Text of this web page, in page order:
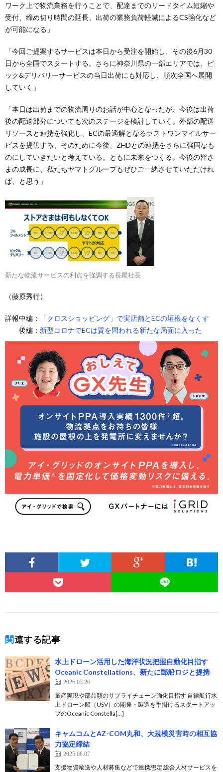
ワーク上で物流業務を行うことで、配達までのリードタイム短縮や
受付、締め切り時間の延長、出荷の業務負荷軽減によるCS強化など
が可能になる」
「今回ご提案するサービスは本日から受注を開始し、その後6月30
日から全国でスタートする。さらに神奈川県の一部エリアでは、ピ
ック&デリバリーサービスの当日出荷にも対応し、順次全国へ展開
していく」
「本日は出荷までの物流周りのお話が中心となったが、今後は出荷
後の配送部分についても次のステージを検討していく。外部の配送
リソースと連携を強化し、ECの最適解となるラストワンマイルサー
ビスを提供する、そのために今後、ZHDとの連携をさらに強固なも
のにしていきたいと考えている。ともに未来をつくる。今後の皆さ
まの成長に、私たちヤマトグループもぜひご一緒させていただけれ
ば、と思う」
新たな物流サービスの利点を強調する長尾社長
（藤原秀行）
詳報中編：
「クロスショッピング」で実店舗とECの垣根をなくす
後編： 新型コロナでECは質を問われる新たな局面に入った
関連する記事
水上ドローン活用した海洋状況把握自動化目指す
Oceanic Constellations、新たに郵船ロジと提携
2026.05.26
量産実現や部品類のサプライチェーン強化目指す 自律航行水
上ドローン船（USV）の開発・製造を手掛けるスタートアッ
プのOceanic Constella[…]
キャムコムとAZ-COM丸和、大規模災害時の相互協
力協定締結
2025.08.07
支援物資輸送や人材募集などで連携想定 総合人材サービスを